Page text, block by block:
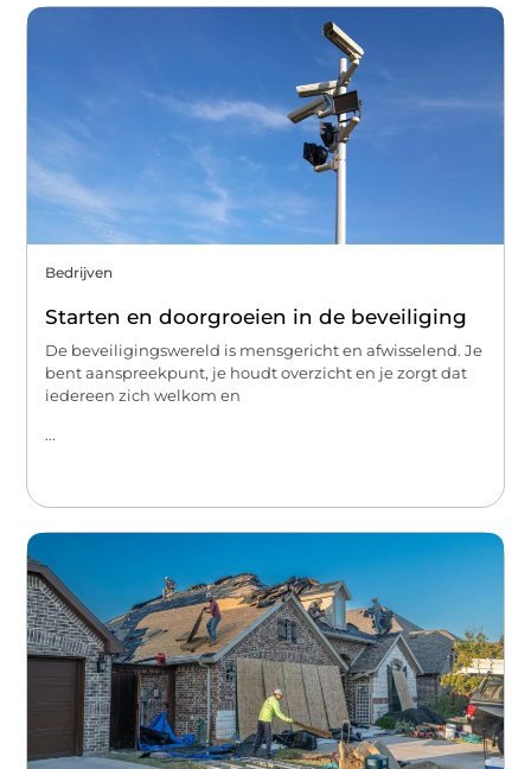
Bedrijven
Starten en doorgroeien in de beveiliging
De beveiligingswereld is mensgericht en afwisselend. Je
bent aanspreekpunt, je houdt overzicht en je zorgt dat
iedereen zich welkom en
...